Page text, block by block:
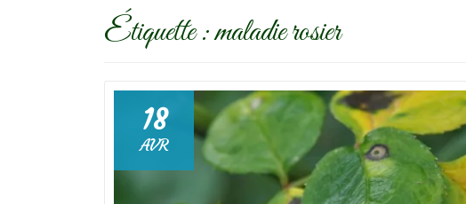
Étiquette :maladie rosier
18
AVR